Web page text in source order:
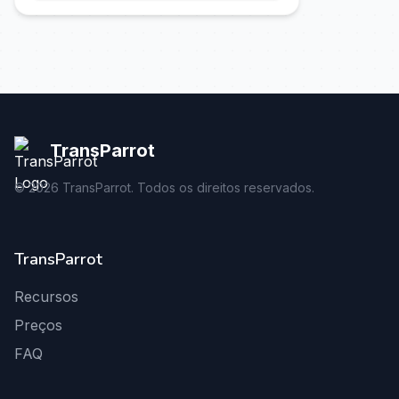
TransParrot
©2026 TransParrot. Todos os direitos reservados.
TransParrot
Recursos
Preços
FAQ